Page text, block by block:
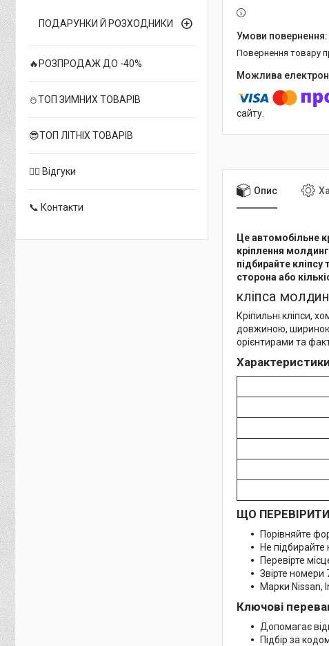
повернення товару
сайту.
Опис
Це автомобільне
кріплення
підбирайте
сторона або
кліпса
Кріпильні кліпси,
довжиною, шириною,
орієнтирами та
ЩО
Порівняйте
Не підбирайте
Перевірте
Звірте номери
Марки Nissan,
Ключові
Допомагає
Підбір за
ПОДАРУНКИ Й РОЗХОДНИКИ
🔥РОЗПРОДАЖ ДО -40%
⛄ТОП ЗИМНИХ ТОВАРІВ
😎ТОП ЛІТНІХ ТОВАРІВ
✍🏻 Відгуки
📞 Контакти